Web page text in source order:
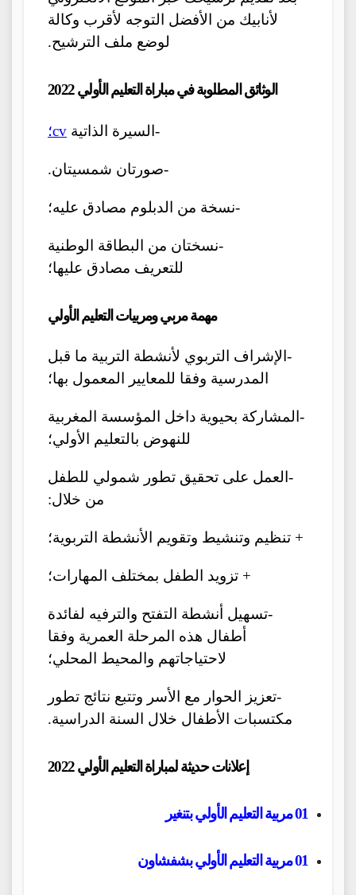
لأنابيك من الأفضل التوجه لأقرب وكالة
لوضع ملف الترشيح.
الوثائق المطلوبة في مباراة التعليم الأولي 2022
-السيرة الذاتية cv؛
-صورتان شمسيتان.
-نسخة من الدبلوم مصادق عليه؛
-نسختان من البطاقة الوطنية
للتعريف مصادق عليها؛
مهمة مربي ومربيات التعليم الأولي
-الإشراف التربوي لأنشطة التربية ما قبل
المدرسية وفقا للمعايير المعمول بها؛
-المشاركة بحيوية داخل المؤسسة المغربية
للنهوض بالتعليم الأولي؛
-العمل على تحقيق تطور شمولي للطفل
من خلال:
+ تنظيم وتنشيط وتقويم الأنشطة التربوية؛
+ تزويد الطفل بمختلف المهارات؛
-تسهيل أنشطة التفتح والترفيه لفائدة
أطفال هذه المرحلة العمرية وفقا
لاحتياجاتهم والمحيط المحلي؛
-تعزيز الحوار مع الأسر وتتبع نتائج تطور
مكتسبات الأطفال خلال السنة الدراسية.
إعلانات حديثة لمباراة التعليم الأولي 2022
01 مربية التعليم الأولي بتنغير
01 مربية التعليم الأولي بشفشاون